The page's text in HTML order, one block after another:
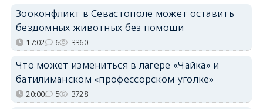
Зооконфликт в Севастополе может оставить
бездомных животных без помощи
17:02 6 3360
Что может измениться в лагере «Чайка» и
батилиманском «профессорском уголке»
20:00 5 3728